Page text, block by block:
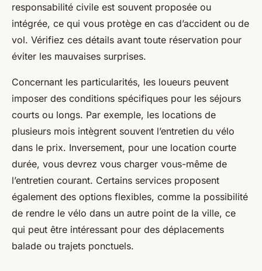
responsabilité civile est souvent proposée ou
intégrée, ce qui vous protège en cas d’accident ou de
vol. Vérifiez ces détails avant toute réservation pour
éviter les mauvaises surprises.
Concernant les particularités, les loueurs peuvent
imposer des conditions spécifiques pour les séjours
courts ou longs. Par exemple, les locations de
plusieurs mois intègrent souvent l’entretien du vélo
dans le prix. Inversement, pour une location courte
durée, vous devrez vous charger vous-même de
l’entretien courant. Certains services proposent
également des options flexibles, comme la possibilité
de rendre le vélo dans un autre point de la ville, ce
qui peut être intéressant pour des déplacements
balade ou trajets ponctuels.